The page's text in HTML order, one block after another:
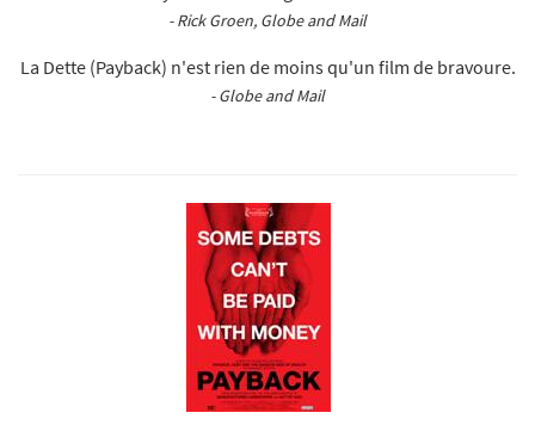
- Rick Groen, Globe and Mail
La Dette (Payback) n'est rien de moins qu'un film de bravoure.
- Globe and Mail